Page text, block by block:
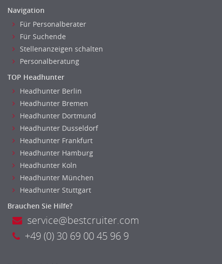
Investment-Banking
Kreditanalyse
Banken, Finanzdienstleister und Versicherungen Leitung,
Mergers & Acquisitions
Ausbilder
Berufsschule
Erwachsenenbildung
Erzieher
Kindergarten, KiTa, Vorschule
Bildung & Soziales Leitung, Teamleitung
Sozialarbeit
Universität, Fachhochschule
Unterricht: Grundschule
Navigation
Für Personalberater
Für Suchende
Stellenanzeigen schalten
Personalberatung
TOP Headhunter
Headhunter Berlin
Headhunter Bremen
Headhunter Dortmund
Headhunter Dusseldorf
Headhunter Frankfurt
Headhunter Hamburg
Headhunter Koln
Headhunter München
Headhunter Stuttgart
Brauchen Sie Hilfe?
service@bestcruiter.com
+49 (0) 30 69 00 45 96 9